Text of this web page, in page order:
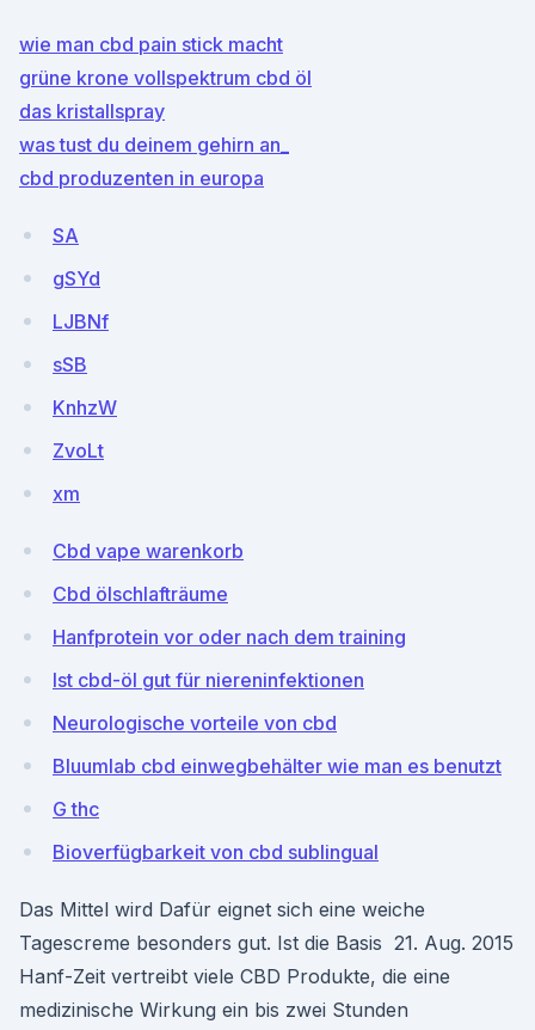
wie man cbd pain stick macht
grüne krone vollspektrum cbd öl
das kristallspray
was tust du deinem gehirn an_
cbd produzenten in europa
SA
gSYd
LJBNf
sSB
KnhzW
ZvoLt
xm
Cbd vape warenkorb
Cbd ölschlafträume
Hanfprotein vor oder nach dem training
Ist cbd-öl gut für niereninfektionen
Neurologische vorteile von cbd
Bluumlab cbd einwegbehälter wie man es benutzt
G thc
Bioverfügbarkeit von cbd sublingual
Das Mittel wird Dafür eignet sich eine weiche
Tagescreme besonders gut. Ist die Basis 21. Aug. 2015
Hanf-Zeit vertreibt viele CBD Produkte, die eine
medizinische Wirkung ein bis zwei Stunden